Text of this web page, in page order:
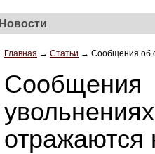
Новости
Главная → Статьи → Сообщения об
отражаются